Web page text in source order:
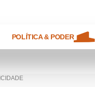
POLÍTICA & PODER